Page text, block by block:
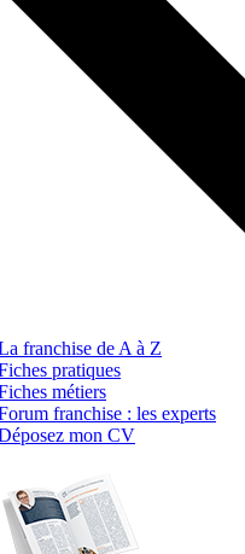
franchise de A à Z
pratiques
métiers
franchise : les experts
mon CV